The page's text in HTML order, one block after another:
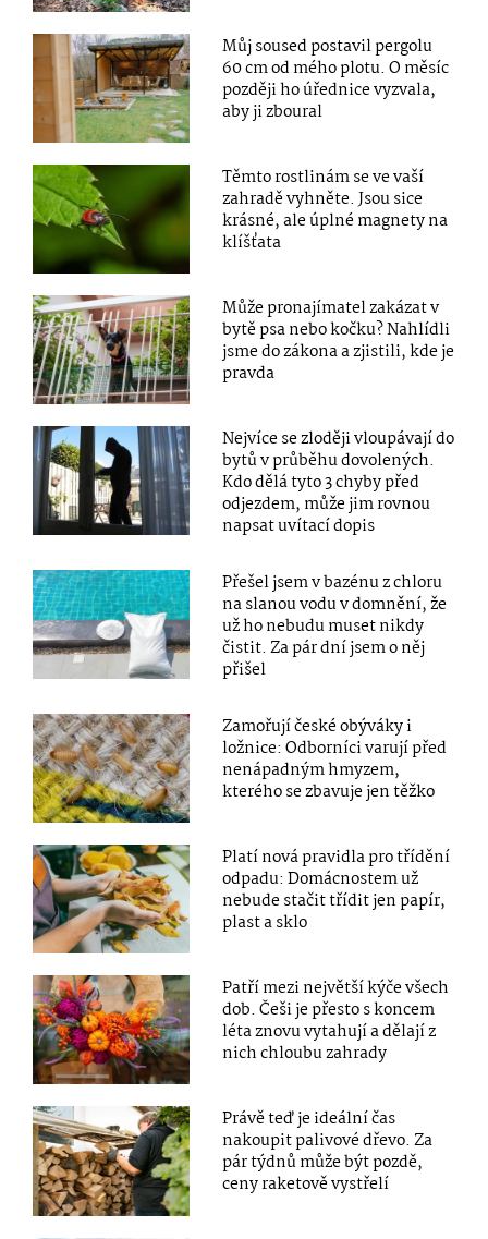
Můj soused postavil pergolu
60 cm od mého plotu. O měsíc
později ho úřednice vyzvala,
aby ji zboural
Těmto rostlinám se ve vaší
zahradě vyhněte. Jsou sice
krásné, ale úplné magnety na
klíšťata
Může pronajímatel zakázat v
bytě psa nebo kočku? Nahlídli
jsme do zákona a zjistili, kde je
pravda
Nejvíce se zloději vloupávají do
bytů v průběhu dovolených.
Kdo dělá tyto 3 chyby před
odjezdem, může jim rovnou
napsat uvítací dopis
Přešel jsem v bazénu z chloru
na slanou vodu v domnění, že
už ho nebudu muset nikdy
čistit. Za pár dní jsem o něj
přišel
Zamořují české obýváky i
ložnice: Odborníci varují před
nenápadným hmyzem,
kterého se zbavuje jen těžko
Platí nová pravidla pro třídění
odpadu: Domácnostem už
nebude stačit třídit jen papír,
plast a sklo
Patří mezi největší kýče všech
dob. Češi je přesto s koncem
léta znovu vytahují a dělají z
nich chloubu zahrady
Právě teď je ideální čas
nakoupit palivové dřevo. Za
pár týdnů může být pozdě,
ceny raketově vystřelí